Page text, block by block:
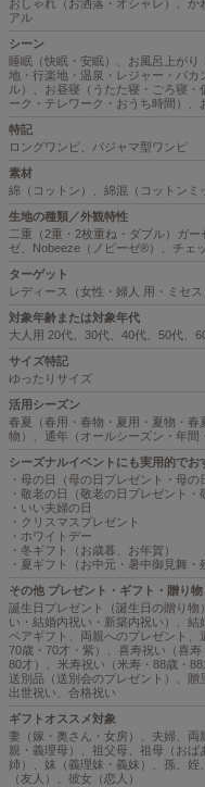
おしゃれ（お洒落・オシャレ）、
アル
シーン
睡眠（快眠・安眠）、お風呂上が
地・行楽地・温泉・レジャー・バ
ル）、お昼寝（うたた寝・ごろ寝
ーク・テレワーク・おうち時間）、
特記
ロングワンピ、パジャマ型ワンピ
素材
綿（コットン）、綿混（コットンミ
生地の種類／外観特性
二重（2重・2枚重ね・ダブル）ガ
ゼ、Nobeeze（ノビーゼ®）、チェ
ターゲット
レディース（女性・婦人 用・ミセ
対象年齢または対象年代
大人用 20代、30代、40代、50代、
サイズ特記
ゆったりサイズ
活用シーズン
春夏（春用・春物・夏用・夏物・
物）、通年（オールシーズン・年間
シーズナルイベントにも実用的でお
・母の日（母の日プレゼント・母の
・敬老の日（敬老の日プレゼント・
・いい夫婦の日
・クリスマスプレゼント
・ホワイトデー
・冬ギフト（お歳暮、お年賀）
・夏ギフト（お中元・暑中御見舞・
その他 プレゼント・ギフト・贈り
誕生日プレゼント（誕生日の贈り
い・結婚内祝い・新築内祝い）、結
ペアギフト、両親へのプレゼント、
70歳・70才・紫）、喜寿祝い（喜
80才）、米寿祝い（米寿・88歳・
送別品（送別会のプレゼント）、贈
出世祝い、合格祝い
ギフトオススメ対象
妻（嫁・奥さん・女房）、夫婦、
親・義理母）、祖父母、祖母（お
姉）、妹（義理妹・義妹）、孫、
（友人）、彼女（恋人）